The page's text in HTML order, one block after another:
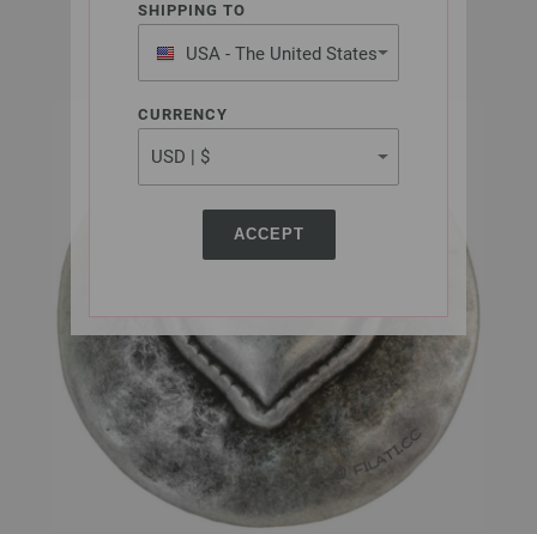
SHIPPING TO
USA - The United States
of America
CURRENCY
ACCEPT